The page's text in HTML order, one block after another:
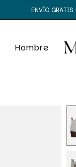
ENVÍO
Hombre